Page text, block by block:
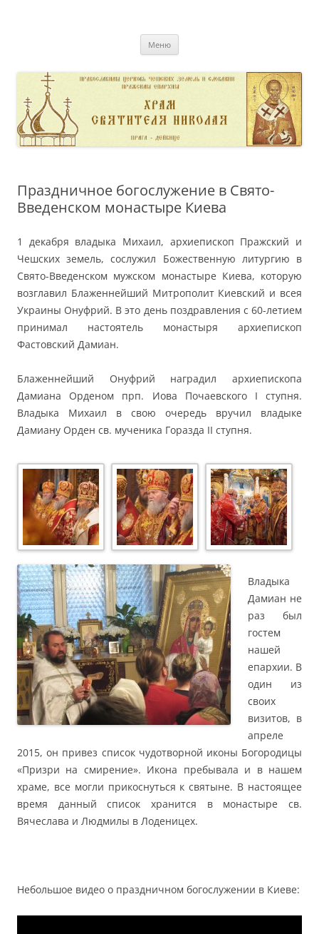
Меню
Праздничное богослужение в Свято-
Введенском монастыре Киева
1 декабря владыка Михаил, архиепископ Пражский и
Чешских земель, сослужил Божественную литургию в
Свято-Введенском мужском монастыре Киева, которую
возглавил Блаженнейший Митрополит Киевский и всея
Украины Онуфрий. В это день поздравления с 60-летием
принимал настоятель монастыря архиепископ
Фастовский Дамиан.
Блаженнейший Онуфрий наградил архиепископа
Дамиана Орденом прп. Иова Почаевского I ступня.
Владыка Михаил в свою очередь вручил владыке
Дамиану Орден св. мученика Горазда II ступня.
Владыка
Дамиан не
раз был
гостем
нашей
епархии. В
один из
своих
визитов, в
апреле
2015, он привез список чудотворной иконы Богородицы
«Призри на смирение». Икона пребывала и в нашем
храме, все могли прикоснуться к святыне. В настоящее
время данный список хранится в монастыре св.
Вячеслава и Людмилы в Лоденицех.
Небольшое видео о праздничном богослужении в Киеве: